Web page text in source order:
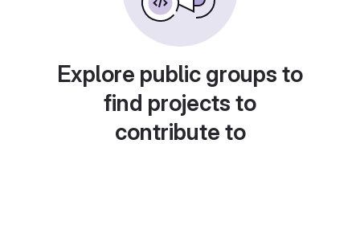
Explore public groups to
find projects to
contribute to